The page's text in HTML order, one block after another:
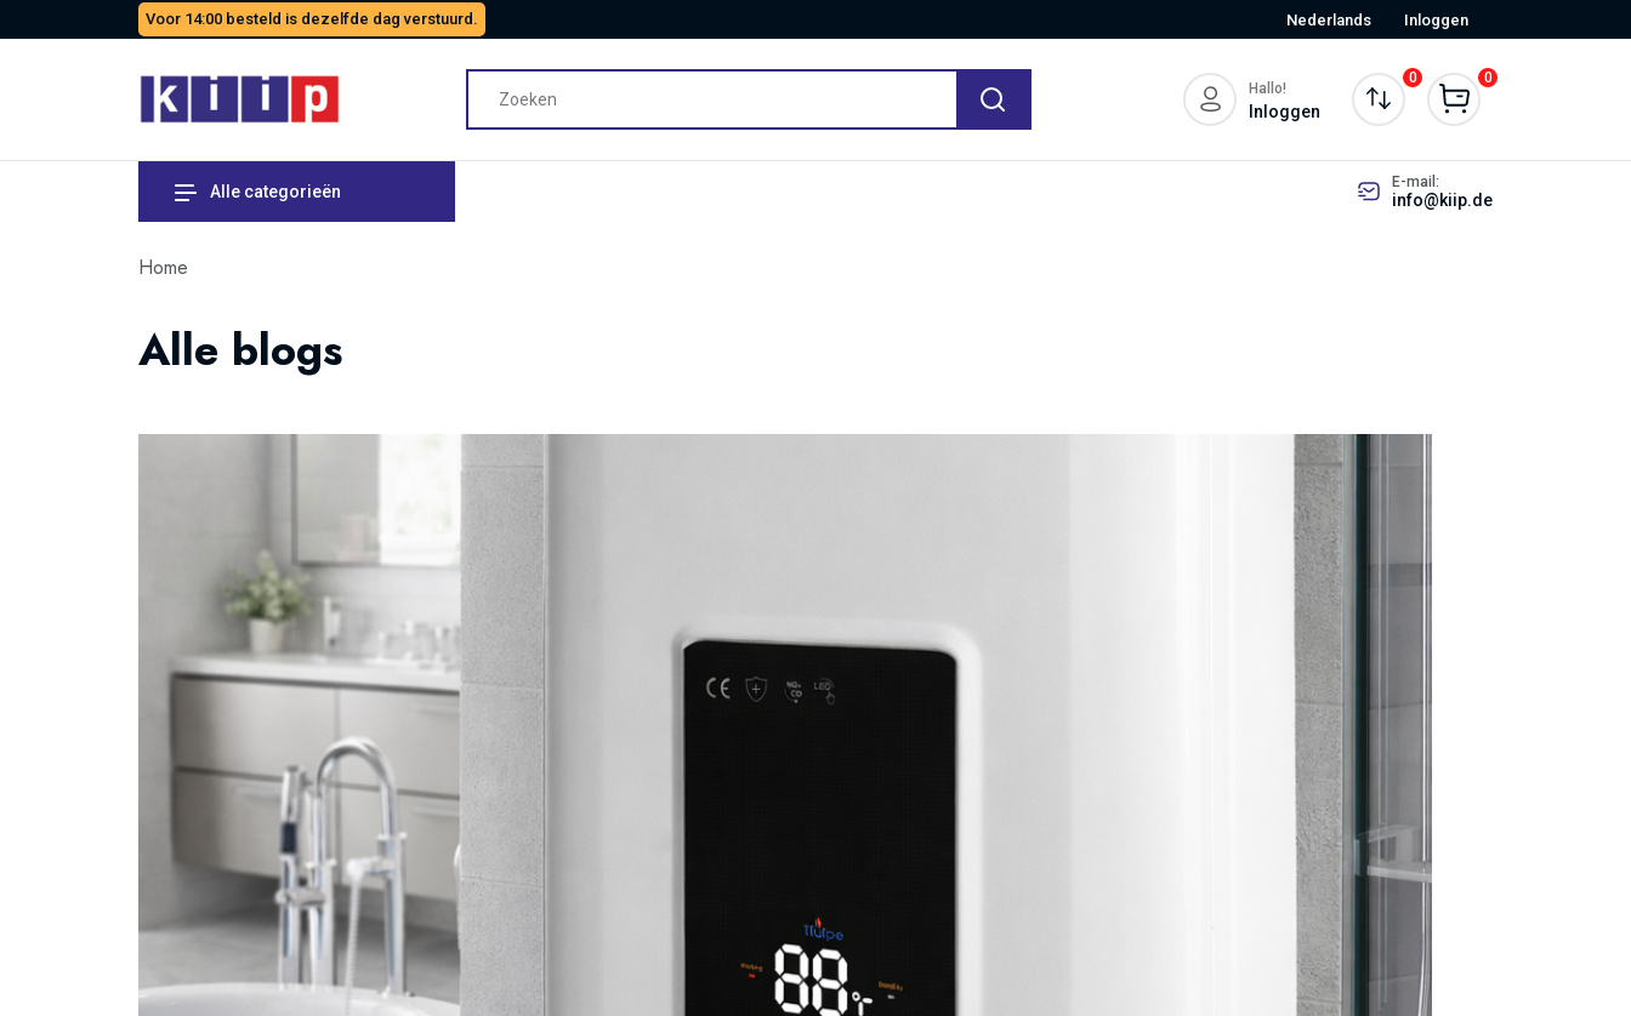
Voor 14:00 besteld is dezelfde dag verstuurd. Nederlands Inloggen
Hallo!
Inloggen
0 0
Alle categorieën E-mail:
info@kiip.de
Home
Alle blogs